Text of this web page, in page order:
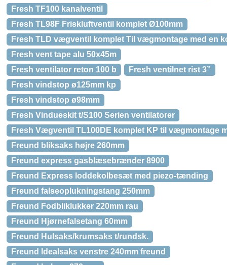
Fresh TF100 kanalventil
Fresh TL98F Friskluftventil komplet Ø100mm
Fresh TLD vægventil komplet Til vægmontage med en
Fresh vent tape alu 50x45m
Fresh ventilator reton 100 b
Fresh ventilnet rist 3”
Fresh vindstop ø125mm kp
Fresh vindstop ø98mm
Fresh Vindueskit t/S100 Serien ventilatorer
Fresh Vægventil TL100DE komplet KP til vægmontage
Freund bliksaks højre 260mm
Freund express gasblæsebrænder 8900
Freund Express loddekolbesæt med piezo-tænding
Freund falseoplukningstang 250mm
Freund Fodbliklukker 220mm rau
Freund Hjørnefalsetang 60mm
Freund Hulsaks/krumsaks t/rundsk.
Freund Idealsaks venstre 240mm freund